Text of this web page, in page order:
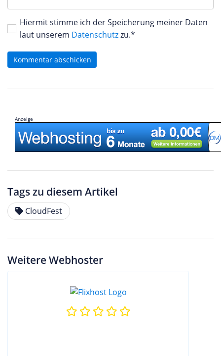
Hiermit stimme ich der Speicherung meiner Daten
laut unserem Datenschutzzu.*
Kommentar abschicken
Anzeige
Tags zu diesem Artikel
CloudFest
Weitere Webhoster